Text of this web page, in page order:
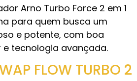
Arno Turbo Force 2 em 1
para quem busca um
e potente, com boa
tecnologia avançada.
FLOW TURBO 2